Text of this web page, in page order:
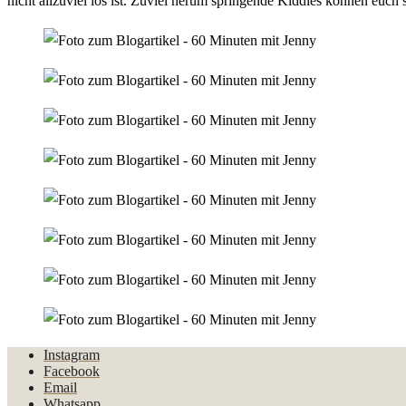
Instagram
Facebook
Email